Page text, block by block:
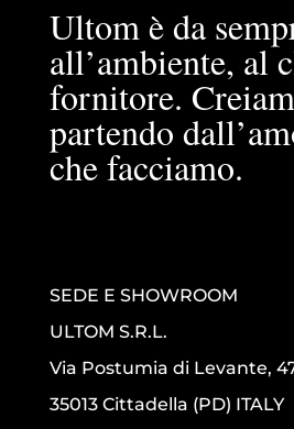
Ultom è da
all’ambiente, al
fornitore.
partendo
che facciamo.
SEDE E SHOWROOM
ULTOM S.R.L.
Via Postumia di Levante,
35013 Cittadella (PD) ITALY